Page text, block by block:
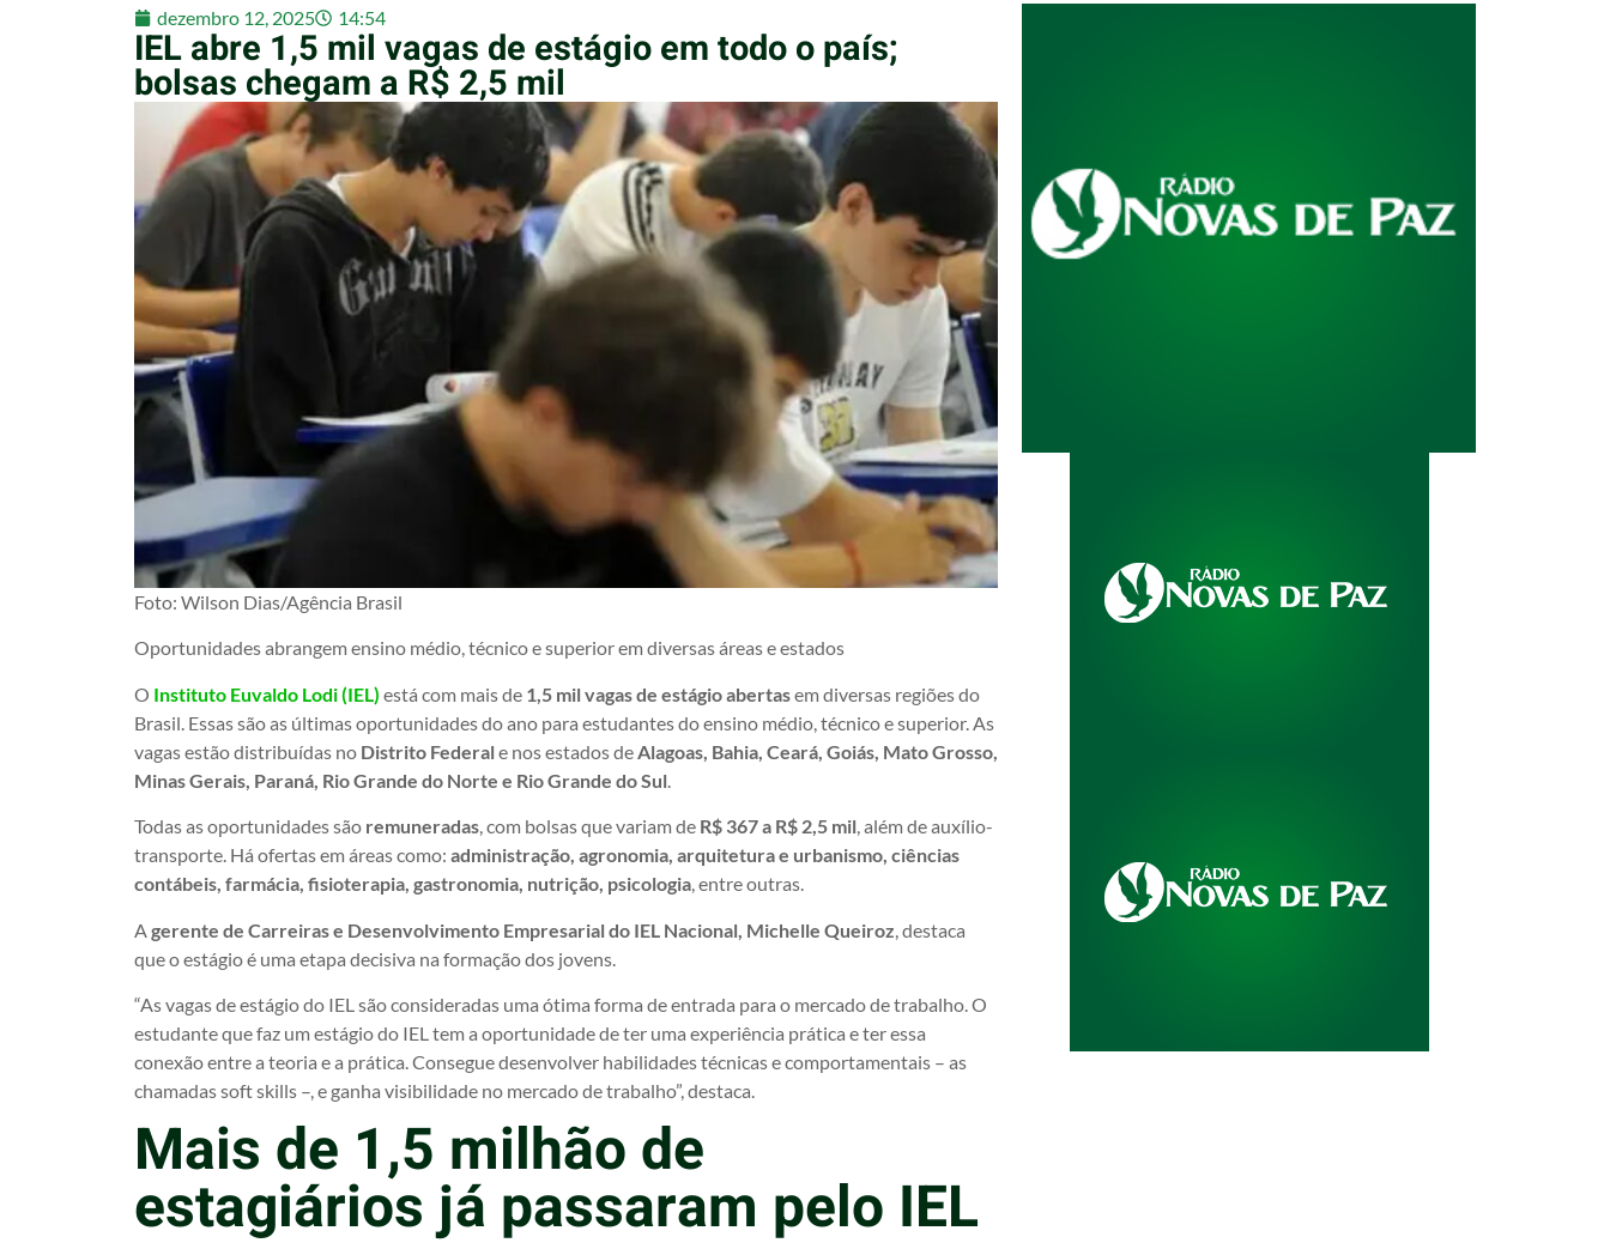
dezembro 12, 2025 14:54
IEL abre 1,5 mil vagas de estágio em todo o país;
bolsas chegam a R$ 2,5 mil
Foto: Wilson Dias/Agência Brasil
Oportunidades abrangem ensino médio, técnico e superior em diversas áreas e estados
O Instituto Euvaldo Lodi (IEL) está com mais de 1,5 mil vagas de estágio abertasem diversas regiões do
Brasil. Essas são as últimas oportunidades do ano para estudantes do ensino médio, técnico e superior. As
vagas estão distribuídas no Distrito Federale nos estados de Alagoas, Bahia, Ceará, Goiás, Mato Grosso,
Minas Gerais, Paraná, Rio Grande do Norte e Rio Grande do Sul
Todas as oportunidades são remuneradas, com bolsas que variam de R$ 367 a R$ 2,5 mil, além de auxílio-
transporte. Há ofertas em áreas como: administração, agronomia, arquitetura e urbanismo, ciências
contábeis, farmácia, fisioterapia, gastronomia, nutrição, psicologia, entre outras.
A gerente de Carreiras e Desenvolvimento Empresarial do IEL Nacional, Michelle Queiroz , destaca
que o estágio é uma etapa decisiva na formação dos jovens.
“As vagas de estágio do IEL são consideradas uma ótima forma de entrada para o mercado de trabalho. O
estudante que faz um estágio do IEL tem a oportunidade de ter uma experiência prática e ter essa
conexão entre a teoria e a prática. Consegue desenvolver habilidades técnicas e comportamentais – as
chamadas soft skills –, e ganha visibilidade no mercado de trabalho”, destaca.
Mais de 1,5 milhão de
estagiários já passaram pelo IEL